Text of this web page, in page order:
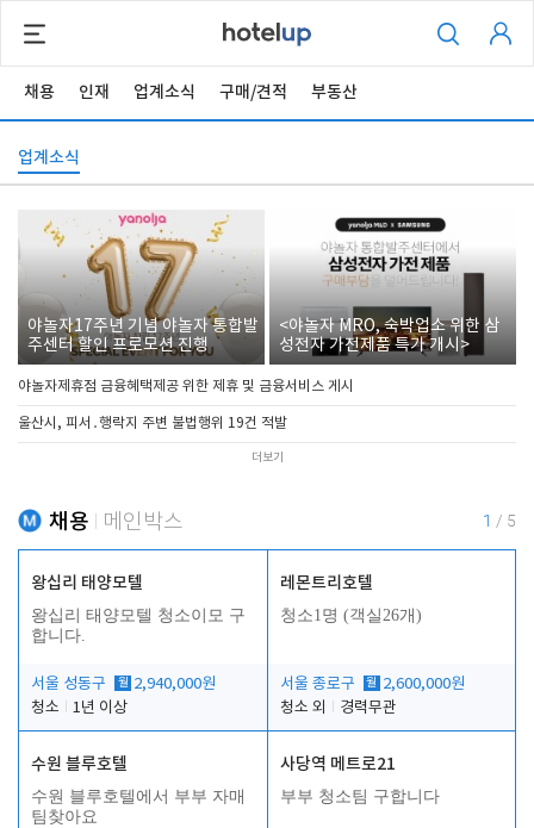
채용 인재 업계소식 구매/견적 부동산
업계소식
야놀자17주년 기념 야놀자 통합발
주센터 할인 프로모션 진행
<야놀자 MRO, 숙박업소 위한 삼
성전자 가전제품 특가 개시>
야놀자제휴점 금융혜택제공 위한 제휴 및 금융서비스 게시
울산시, 피서․행락지 주변 불법행위 19건 적발
더보기
채용 메인박스 1 / 5
왕십리 태양모텔
왕십리 태양모텔 청소이모 구
합니다.
서울 성동구 월 2,940,000원
청소
1년 이상
레몬트리호텔
청소1명 (객실26개)
서울 종로구 월 2,600,000원
청소 외
경력무관
수원 블루호텔
수원 블루호텔에서 부부 자매
팀찾아요
사당역 메트로21
부부 청소팀 구합니다